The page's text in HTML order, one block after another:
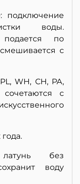
подключение
воды.
по
с
WH, CH, PA,
сочетаются с
латунь без
воду